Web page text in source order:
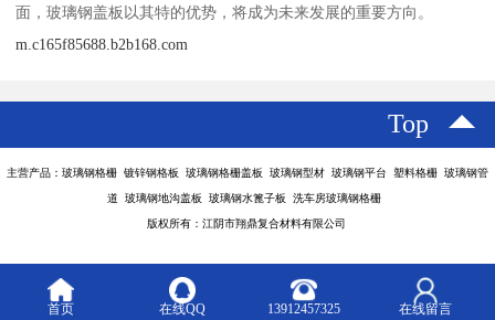
面，玻璃钢盖板以其特的优势，将成为未来发展的重要方向。
m.c165f85688.b2b168.com
Top
主营产品：玻璃钢格栅 镀锌钢格板 玻璃钢格栅盖板 玻璃钢型材 玻璃钢平台 塑料格栅 玻璃钢管
道 玻璃钢地沟盖板 玻璃钢水篦子板 洗车房玻璃钢格栅
版权所有：江阴市翔鼎复合材料有限公司
首页 在线QQ 13912457325 在线留言